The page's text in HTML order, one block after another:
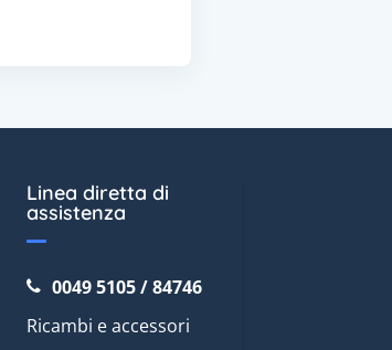
Linea diretta di
assistenza
0049 5105 / 84746
Ricambi e accessori